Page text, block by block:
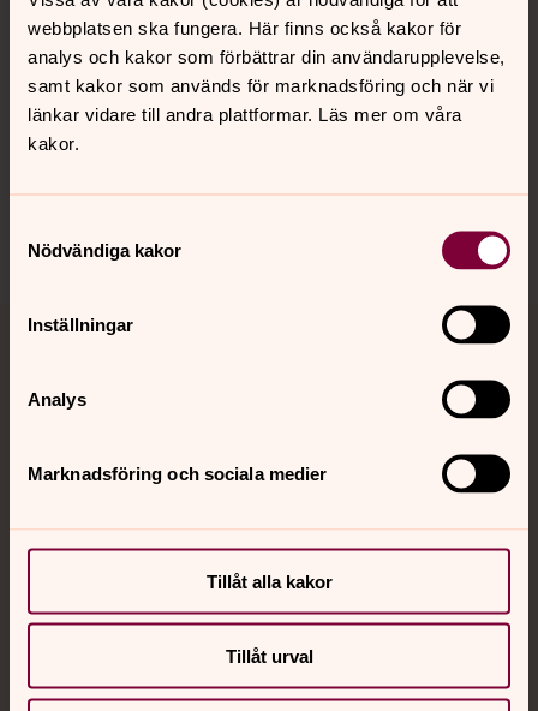
webbplatsen ska fungera. Här finns också kakor för
analys och kakor som förbättrar din användarupplevelse,
samt kakor som används för marknadsföring och när vi
länkar vidare till andra plattformar. Läs mer om våra
kakor.
Nödvändiga kakor
Inställningar
Analys
Marknadsföring och sociala medier
Tillåt alla kakor
Tillåt urval
Hitta snabbt
Akut samtals- och krisstöd. Prata eller chatta anonymt
Svenska kyrkan